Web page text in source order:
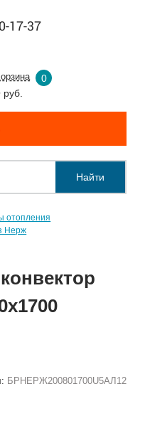
17-37
0
руб.
Найти
отопления
Нерж
БРНЕРЖ200801700U5АЛ12